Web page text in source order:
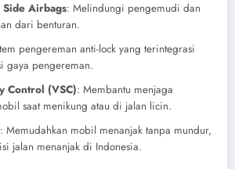
Airbags: Melindungi pengemudi dan
dari benturan.
pengereman anti-lock yang terintegrasi
gaya pengereman.
Control (VSC): Membantu menjaga
saat menikung atau di jalan licin.
: Memudahkan mobil menanjak tanpa mundur,
jalan menanjak di Indonesia.